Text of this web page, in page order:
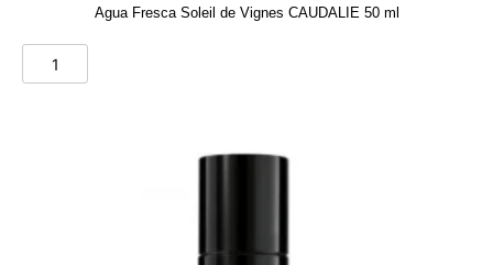
Agua Fresca Soleil de Vignes CAUDALIE 50 ml